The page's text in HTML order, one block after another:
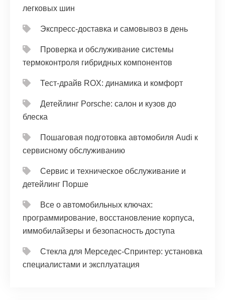
легковых шин
Экспресс-доставка и самовывоз в день
Проверка и обслуживание системы
термоконтроля гибридных компонентов
Тест‑драйв ROX: динамика и комфорт
Детейлинг Porsche: салон и кузов до
блеска
Пошаговая подготовка автомобиля Audi к
сервисному обслуживанию
Сервис и техническое обслуживание и
детейлинг Порше
Все о автомобильных ключах:
программирование, восстановление корпуса,
иммобилайзеры и безопасность доступа
Стекла для Мерседес-Спринтер: установка
специалистами и эксплуатация